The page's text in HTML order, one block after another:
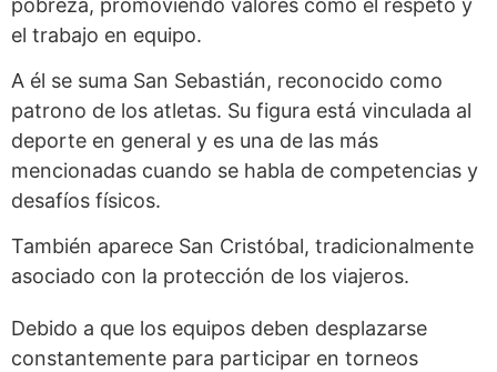
pobreza, promoviendo valores como el respeto y
el trabajo en equipo.
A él se suma San Sebastián, reconocido como
patrono de los atletas. Su figura está vinculada al
deporte en general y es una de las más
mencionadas cuando se habla de competencias y
desafíos físicos.
También aparece San Cristóbal, tradicionalmente
asociado con la protección de los viajeros.
Debido a que los equipos deben desplazarse
constantemente para participar en torneos